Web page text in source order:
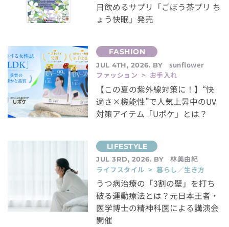
日飲めるサプリ「ごぼう茶プリ ち
ょう快眠」発売
JUL 4TH, 2026. BY
sunflower
ファッション > お手入れ
【この夏の紫外線対策に！】“快
適さ×機能性”で人気上昇中のUV
対策アイテム「Uポケ」とは？
JUL 3RD, 2026. BY
林美由紀
ライフスタイル > 暮らし／生き方
うつ病治療の「3割の壁」を打ち
破る運動療法とは？元日本王者・
医学博士の精神科医による講演会
開催